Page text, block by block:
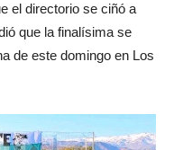
el directorio se ciñó a
que la finalísima se
de este domingo en Los